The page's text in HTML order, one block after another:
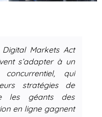
Digital Markets Act
s’adapter à un
concurrentiel, qui
stratégies de
les géants des
en ligne gagnent